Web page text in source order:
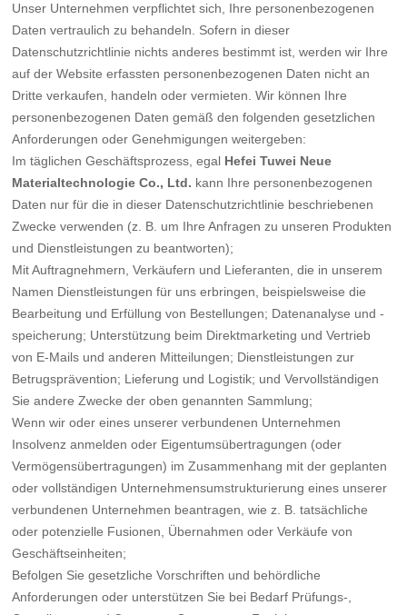
Unser Unternehmen verpflichtet sich, Ihre personenbezogenen
Daten vertraulich zu behandeln. Sofern in dieser
Datenschutzrichtlinie nichts anderes bestimmt ist, werden wir Ihre
auf der Website erfassten personenbezogenen Daten nicht an
Dritte verkaufen, handeln oder vermieten. Wir können Ihre
personenbezogenen Daten gemäß den folgenden gesetzlichen
Anforderungen oder Genehmigungen weitergeben:
Im täglichen Geschäftsprozess, egal Hefei Tuwei Neue
Materialtechnologie Co., Ltd. kann Ihre personenbezogenen
Daten nur für die in dieser Datenschutzrichtlinie beschriebenen
Zwecke verwenden (z. B. um Ihre Anfragen zu unseren Produkten
und Dienstleistungen zu beantworten);
Mit Auftragnehmern, Verkäufern und Lieferanten, die in unserem
Namen Dienstleistungen für uns erbringen, beispielsweise die
Bearbeitung und Erfüllung von Bestellungen; Datenanalyse und -
speicherung; Unterstützung beim Direktmarketing und Vertrieb
von E-Mails und anderen Mitteilungen; Dienstleistungen zur
Betrugsprävention; Lieferung und Logistik; und Vervollständigen
Sie andere Zwecke der oben genannten Sammlung;
Wenn wir oder eines unserer verbundenen Unternehmen
Insolvenz anmelden oder Eigentumsübertragungen (oder
Vermögensübertragungen) im Zusammenhang mit der geplanten
oder vollständigen Unternehmensumstrukturierung eines unserer
verbundenen Unternehmen beantragen, wie z. B. tatsächliche
oder potenzielle Fusionen, Übernahmen oder Verkäufe von
Geschäftseinheiten;
Befolgen Sie gesetzliche Vorschriften und behördliche
Anforderungen oder unterstützen Sie bei Bedarf Prüfungs-,